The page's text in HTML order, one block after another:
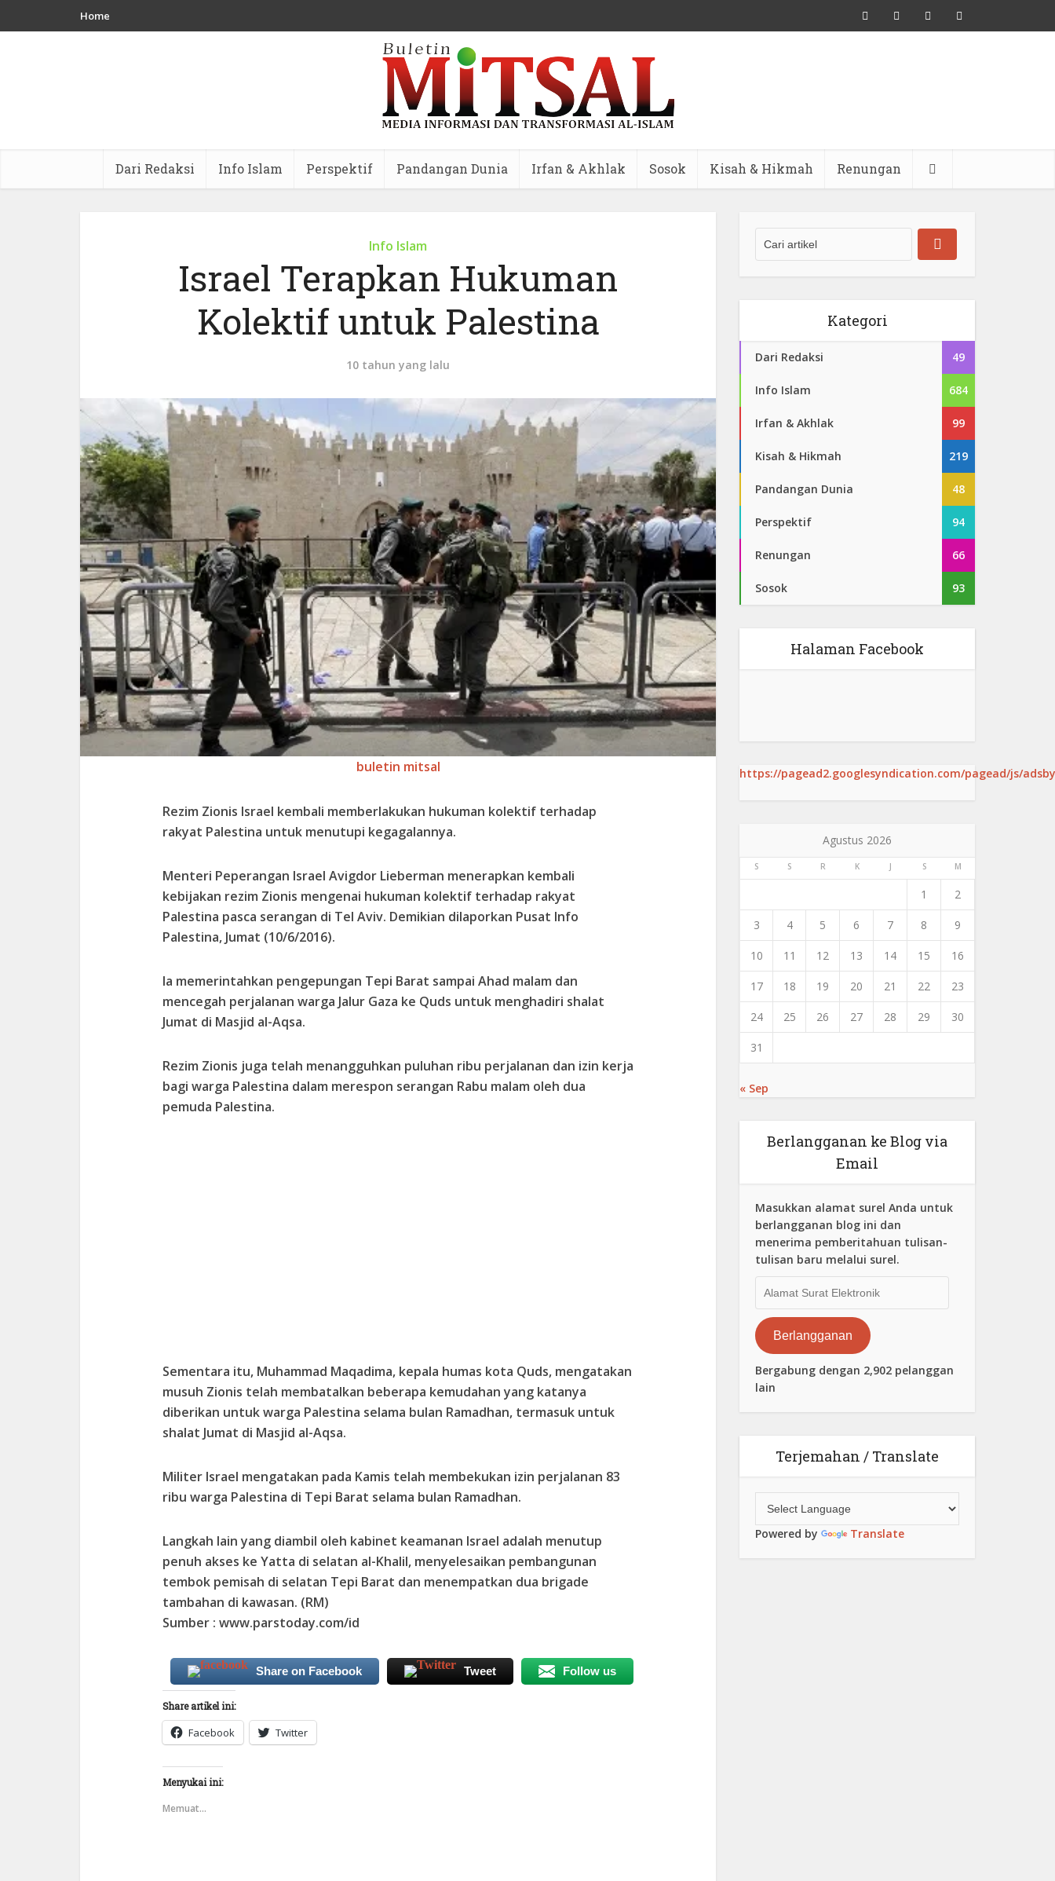
Home
Dari Redaksi Info Islam Perspektif Pandangan Dunia Irfan & Akhlak Sosok Kisah & Hikmah Renungan
Info Islam
Israel Terapkan Hukuman
Kolektif untuk Palestina
10 tahun yang lalu
buletin mitsal
Rezim Zionis Israel kembali memberlakukan hukuman kolektif terhadap
rakyat Palestina untuk menutupi kegagalannya.
Menteri Peperangan Israel Avigdor Lieberman menerapkan kembali
kebijakan rezim Zionis mengenai hukuman kolektif terhadap rakyat
Palestina pasca serangan di Tel Aviv. Demikian dilaporkan Pusat Info
Palestina, Jumat (10/6/2016).
Ia memerintahkan pengepungan Tepi Barat sampai Ahad malam dan
mencegah perjalanan warga Jalur Gaza ke Quds untuk menghadiri shalat
Jumat di Masjid al-Aqsa.
Rezim Zionis juga telah menangguhkan puluhan ribu perjalanan dan izin kerja
bagi warga Palestina dalam merespon serangan Rabu malam oleh dua
pemuda Palestina.
Sementara itu, Muhammad Maqadima, kepala humas kota Quds, mengatakan
musuh Zionis telah membatalkan beberapa kemudahan yang katanya
diberikan untuk warga Palestina selama bulan Ramadhan, termasuk untuk
shalat Jumat di Masjid al-Aqsa.
Militer Israel mengatakan pada Kamis telah membekukan izin perjalanan 83
ribu warga Palestina di Tepi Barat selama bulan Ramadhan.
Langkah lain yang diambil oleh kabinet keamanan Israel adalah menutup
penuh akses ke Yatta di selatan al-Khalil, menyelesaikan pembangunan
tembok pemisah di selatan Tepi Barat dan menempatkan dua brigade
tambahan di kawasan. (RM)
Sumber : www.parstoday.com/id
Share on Facebook Tweet Follow us
Share artikel ini:
Facebook Twitter
Menyukai ini:
Memuat...
Kategori
Dari Redaksi 49
Info Islam 684
Irfan & Akhlak 99
Kisah & Hikmah 219
Pandangan Dunia 48
Perspektif 94
Renungan 66
Sosok 93
Halaman Facebook
https://pagead2.googlesyndication.com/pagead/js/
Agustus 2026
S S R K J S M
1 2
3 4 5 6 7 8 9
10 11 12 13 14 15 16
17 18 19 20 21 22 23
24 25 26 27 28 29 30
31
« Sep
Berlangganan ke Blog via
Email
Masukkan alamat surel Anda untuk
berlangganan blog ini dan
menerima pemberitahuan tulisan-
tulisan baru melalui surel.
Surat
Elektronik
Berlangganan
Bergabung dengan 2,902 pelanggan
lain
Terjemahan / Translate
Powered by Translate